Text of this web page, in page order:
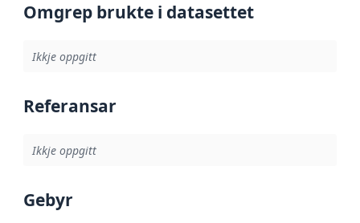
Omgrep brukte i datasettet
Ikkje oppgitt
Referansar
Ikkje oppgitt
Gebyr